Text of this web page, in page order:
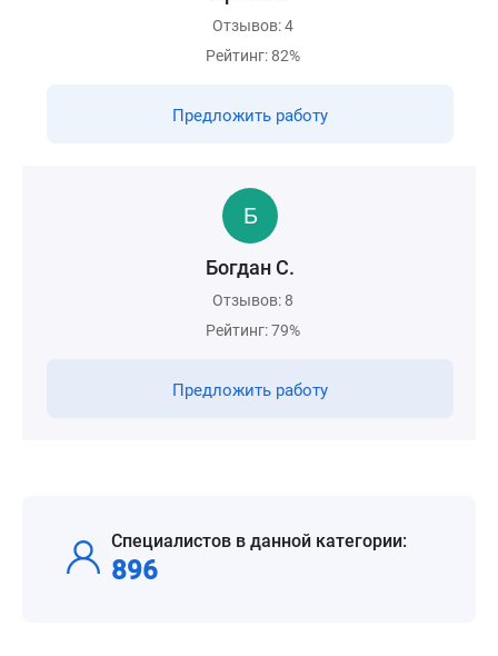
Отзывов: 4
Рейтинг: 82%
Предложить работу
Богдан С.
Отзывов: 8
Рейтинг: 79%
Предложить работу
Специалистов в данной категории:
896